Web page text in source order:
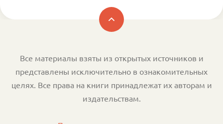
Все материалы взяты из открытых источников и
представлены исключительно в ознакомительных
целях. Все права на книги принадлежат их авторам и
издательствам.